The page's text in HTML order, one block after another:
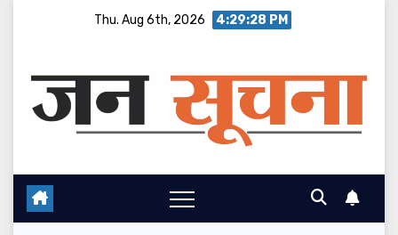
Thu. Aug 6th, 2026 4:29:29 PM